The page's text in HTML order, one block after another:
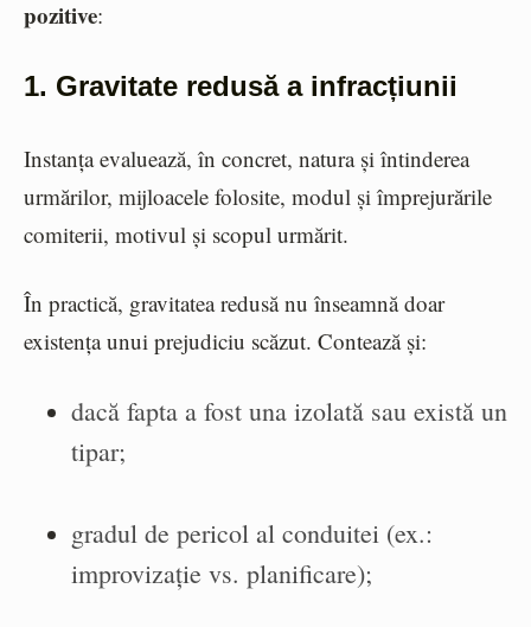
pozitive:
1. Gravitate redusă a infracțiunii
Instanța evaluează, în concret, natura și întinderea
urmărilor, mijloacele folosite, modul și împrejurările
comiterii, motivul și scopul urmărit.
În practică, gravitatea redusă nu înseamnă doar
existența unui prejudiciu scăzut. Contează și:
dacă fapta a fost una izolată sau există un
tipar;
gradul de pericol al conduitei (ex.:
improvizație vs. planificare);